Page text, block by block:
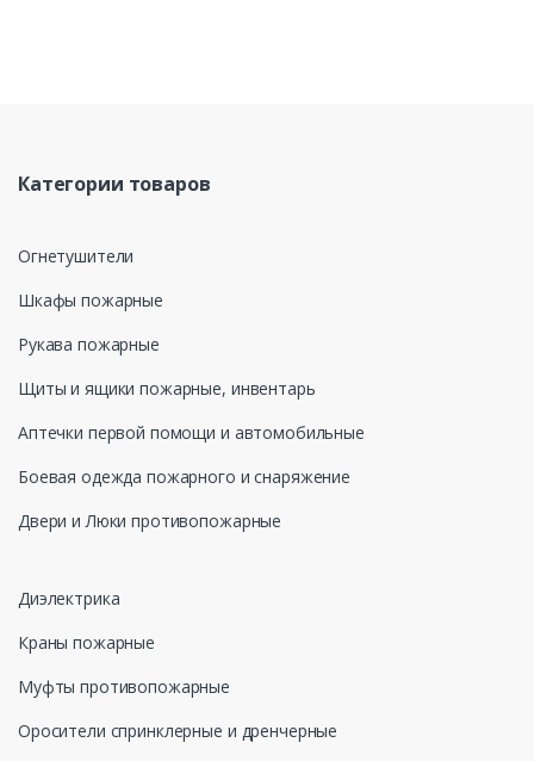
Категории товаров
Огнетушители
Шкафы пожарные
Рукава пожарные
Щиты и ящики пожарные, инвентарь
Аптечки первой помощи и автомобильные
Боевая одежда пожарного и снаряжение
Двери и Люки противопожарные
Диэлектрика
Краны пожарные
Муфты противопожарные
Оросители спринклерные и дренчерные